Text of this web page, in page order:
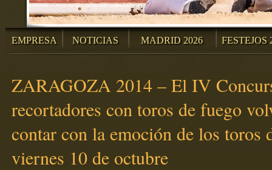
EMPRESA NOTICIAS MADRID 2026 FESTEJOS
ZARAGOZA 2014 – El IV
recortadores con toros de fuego
contar con la emoción de los toros
viernes 10 de octubre